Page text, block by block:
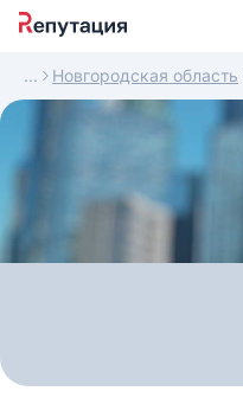
Новгородская область